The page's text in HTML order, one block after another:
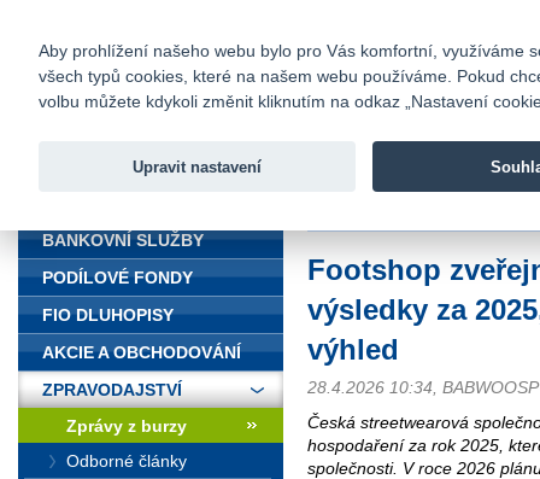
Fio banka
Fio banka
Footshop
výsledky za
výhled
28.4.2026 10:34, BABWOOSP
Česká streetwearová
hospodaření za rok 2025,
společnosti. V roce 2026
BANKOVNÍ SLUŽBY
PODÍLOVÉ FONDY
FIO DLUHOPISY
AKCIE A OBCHODOVÁNÍ
ZPRAVODAJSTVÍ
Zprávy z burzy
Odborné články
Aby prohlížení našeho webu bylo pro Vás komfortní, využíváme
všech typů cookies, které na našem webu používáme. Pokud
volbu můžete kdykoli změnit kliknutím na odkaz „Nastavení
Upravit nastavení